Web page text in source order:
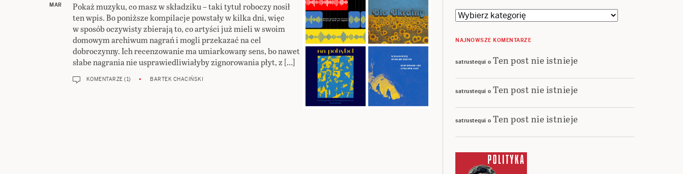
MAR
Pokaż muzyku, co masz w składziku – taki tytuł roboczy nosił
ten wpis. Bo poniższe kompilacje powstały w kilka dni, więc
w sposób oczywisty zbierają to, co artyści już mieli w swoim
domowym archiwum nagrań i mogli przekazać na cel
dobroczynny. Ich recenzowanie ma umiarkowany sens, bo nawet
słabe nagrania nie usprawiedliwiałyby zignorowania płyt, z […]
KOMENTARZE (1) BARTEK CHACIŃSKI
Kategorie
NAJNOWSZE KOMENTARZE
satrustequi o Ten post nie istnieje
satrustequi o Ten post nie istnieje
satrustequi o Ten post nie istnieje